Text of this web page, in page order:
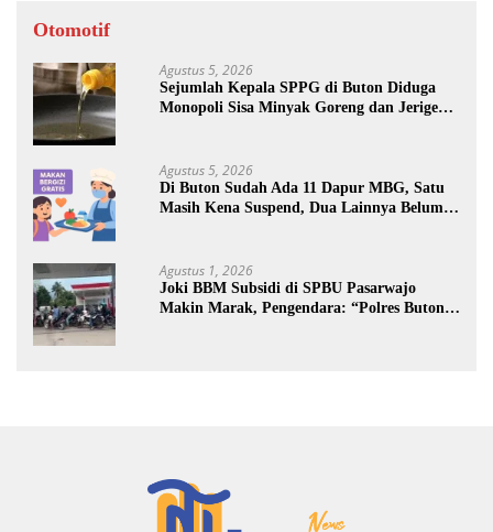
Otomotif
Agustus 5, 2026
Sejumlah Kepala SPPG di Buton Diduga
Monopoli Sisa Minyak Goreng dan Jerigen
Agustus 5, 2026
Di Buton Sudah Ada 11 Dapur MBG, Satu
Masih Kena Suspend, Dua Lainnya Belum
Agustus 1, 2026
Joki BBM Subsidi di SPBU Pasarwajo
Makin Marak, Pengendara: “Polres Buton